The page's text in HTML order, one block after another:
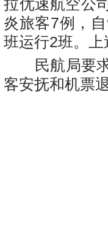
拉优速航空公司
炎旅客7例，自
班运行2班。上
民航局要
客安抚和机票